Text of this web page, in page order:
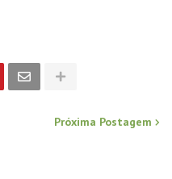
Próxima Postagem